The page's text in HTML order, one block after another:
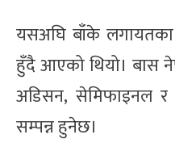
यसअघि बाँके लगायतका
हुँदै आएको थियो। बास
अडिसन, सेमिफाइनल
सम्पन्न हुनेछ।